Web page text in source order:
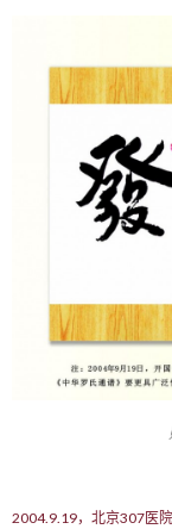
2004.9.19，北京307医